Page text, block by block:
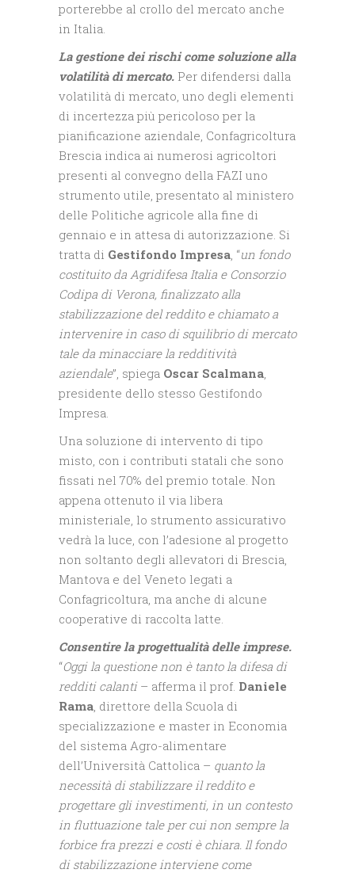
porterebbe al crollo del mercato anche
in Italia.
La gestione dei rischi come soluzione alla
volatilità di mercato. Per difendersi dalla
volatilità di mercato, uno degli elementi
di incertezza più pericoloso per la
pianificazione aziendale, Confagricoltura
Brescia indica ai numerosi agricoltori
presenti al convegno della FAZI uno
strumento utile, presentato al ministero
delle Politiche agricole alla fine di
gennaio e in attesa di autorizzazione. Si
tratta di Gestifondo Impresa, “un fondo
costituito da Agridifesa Italia e Consorzio
Codipa di Verona, finalizzato alla
stabilizzazione del reddito e chiamato a
intervenire in caso di squilibrio di mercato
tale da minacciare la redditività
aziendale”, spiega Oscar Scalmana,
presidente dello stesso Gestifondo
Impresa.
Una soluzione di intervento di tipo
misto, con i contributi statali che sono
fissati nel 70% del premio totale. Non
appena ottenuto il via libera
ministeriale, lo strumento assicurativo
vedrà la luce, con l’adesione al progetto
non soltanto degli allevatori di Brescia,
Mantova e del Veneto legati a
Confagricoltura, ma anche di alcune
cooperative di raccolta latte.
Consentire la progettualità delle imprese.
“Oggi la questione non è tanto la difesa di
redditi calanti– afferma il prof. Daniele
Rama, direttore della Scuola di
specializzazione e master in Economia
del sistema Agro-alimentare
dell’Università Cattolica – quanto la
necessità di stabilizzare il reddito e
progettare gli investimenti, in un contesto
in fluttuazione tale per cui non sempre la
forbice fra prezzi e costi è chiara. Il fondo
di stabilizzazione interviene come